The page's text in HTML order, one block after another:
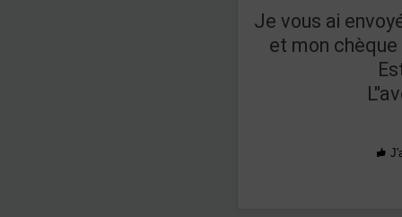
Je vous ai
et mon